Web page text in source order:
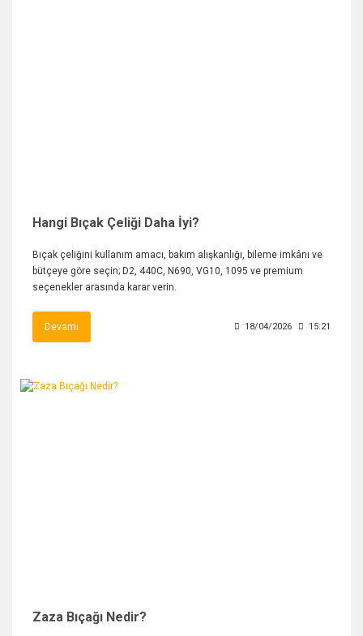
Hangi Bıçak Çeliği Daha İyi?
Bıçak çeliğini kullanım amacı, bakım alışkanlığı, bileme imkânı ve
bütçeye göre seçin; D2, 440C, N690, VG10, 1095 ve premium
seçenekler arasında karar verin.
Devamı 18/04/2026 15:21
Zaza Bıçağı Nedir?